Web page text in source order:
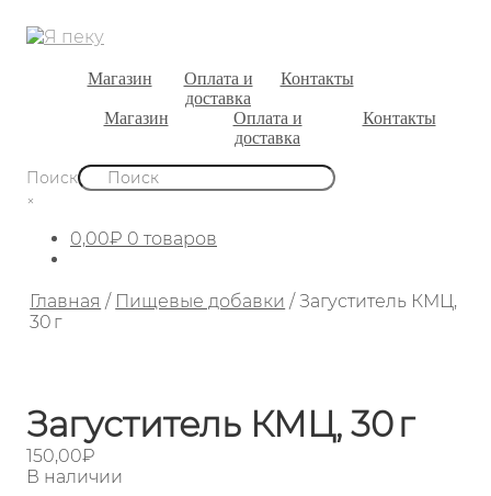
Магазин
Оплата и
доставка
Контакты
Магазин
Оплата и
доставка
Контакты
Поиск
×
0,00₽ 0 товаров
Главная / Пищевые добавки /Загуститель КМЦ,
30 г
Загуститель КМЦ, 30 г
150,00₽
В наличии